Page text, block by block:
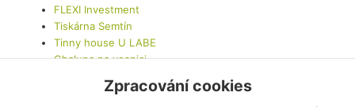
FLEXI Investment
Tiskárna Semtín
Tinny house U LABE
Chalupa na vesnici
Zpracování cookies